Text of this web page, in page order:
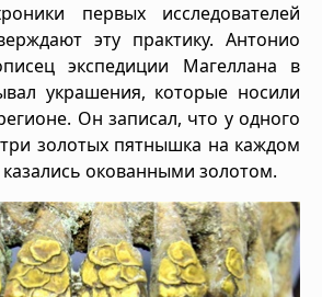
первых исследователей
эту практику. Антонио
экспедиции Магеллана в
украшения, которые носили
Он записал, что у одного
золотых пятнышка на каждом
казались окованными золотом.